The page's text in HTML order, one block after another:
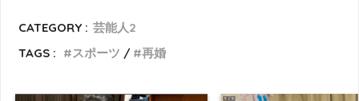
CATEGORY : 芸能人2
TAGS :
スポーツ 再婚